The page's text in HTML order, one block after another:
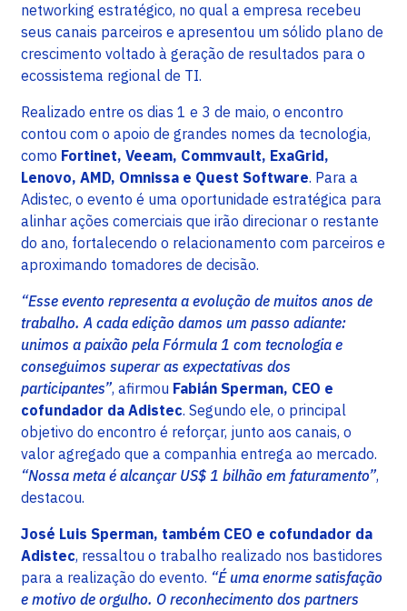
networking estratégico, no qual a empresa recebeu
seus canais parceiros e apresentou um sólido plano de
crescimento voltado à geração de resultados para o
ecossistema regional de TI.
Realizado entre os dias 1 e 3 de maio, o encontro
contou com o apoio de grandes nomes da tecnologia,
como Fortinet, Veeam, Commvault, ExaGrid,
Lenovo, AMD, Omnissa e Quest Software. Para a
Adistec, o evento é uma oportunidade estratégica para
alinhar ações comerciais que irão direcionar o restante
do ano, fortalecendo o relacionamento com parceiros e
aproximando tomadores de decisão.
“Esse evento representa a evolução de muitos anos de
trabalho. A cada edição damos um passo adiante:
unimos a paixão pela Fórmula 1 com tecnologia e
conseguimos superar as expectativas dos
participantes”, afirmou Fabián Sperman, CEO e
cofundador da Adistec. Segundo ele, o principal
objetivo do encontro é reforçar, junto aos canais, o
valor agregado que a companhia entrega ao mercado.
“Nossa meta é alcançar US$ 1 bilhão em faturamento”,
destacou.
José Luis Sperman, também CEO e cofundador da
Adistec, ressaltou o trabalho realizado nos bastidores
para a realização do evento. “É uma enorme satisfação
e motivo de orgulho. O reconhecimento dos partners